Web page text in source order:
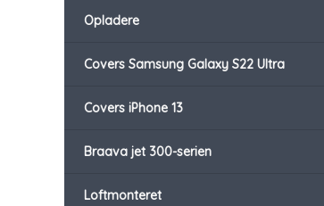
Opladere
Covers Samsung Galaxy S22 Ultra
Covers iPhone 13
Braava jet 300-serien
Loftmonteret